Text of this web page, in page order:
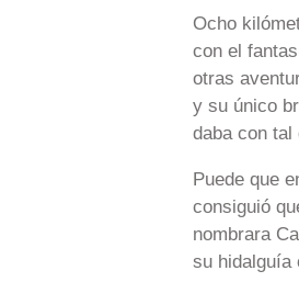
Ocho
con el
otras
y su único
daba con tal
Puede que
consiguió
nombrara
su hidalguía